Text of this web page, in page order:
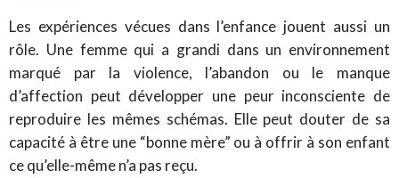
Les expériences vécues dans l’enfance jouent aussi un
rôle. Une femme qui a grandi dans un environnement
marqué par la violence, l’abandon ou le manque
d’affection peut développer une peur inconsciente de
reproduire les mêmes schémas. Elle peut douter de sa
capacité à être une “bonne mère” ou à offrir à son enfant
ce qu’elle-même n’a pas reçu.